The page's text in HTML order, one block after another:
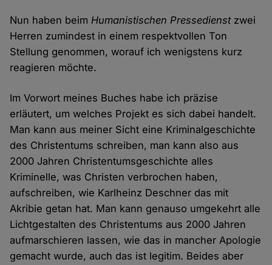
Nun haben beimHumanistischen Pressedienstzwei
Herren zumindest in einem respektvollen Ton
Stellung genommen, worauf ich wenigstens kurz
reagieren möchte.
Im Vorwort meines Buches habe ich präzise
erläutert, um welches Projekt es sich dabei handelt.
Man kann aus meiner Sicht eine Kriminalgeschichte
des Christentums schreiben, man kann also aus
2000 Jahren Christentumsgeschichte alles
Kriminelle, was Christen verbrochen haben,
aufschreiben, wie Karlheinz Deschner das mit
Akribie getan hat. Man kann genauso umgekehrt alle
Lichtgestalten des Christentums aus 2000 Jahren
aufmarschieren lassen, wie das in mancher Apologie
gemacht wurde, auch das ist legitim. Beides aber